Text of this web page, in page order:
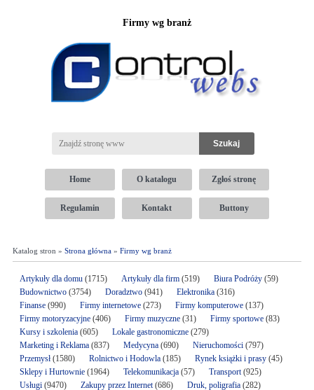
Firmy wg branż
Home O katalogu Zgłoś stronę
Regulamin Kontakt Buttony
Katalog stron » Strona główna» Firmy wg branż
Artykuły dla domu(1715) Artykuły dla firm(519) Biura Podróży(59)
Budownictwo(3754) Doradztwo(941) Elektronika (316)
Finanse(990) Firmy internetowe (273) Firmy komputerowe(137)
Firmy motoryzacyjne(406) Firmy muzyczne(31) Firmy sportowe(83)
Kursy i szkolenia(605) Lokale gastronomiczne(279)
Marketing i Reklama(837) Medycyna(690) Nieruchomości(797)
Przemysł(1580) Rolnictwo i Hodowla(185) Rynek książki i prasy(45)
Sklepy i Hurtownie(1964) Telekomunikacja(57) Transport(925)
Usługi(9470) Zakupy przez Internet(686) Druk, poligrafia(282)